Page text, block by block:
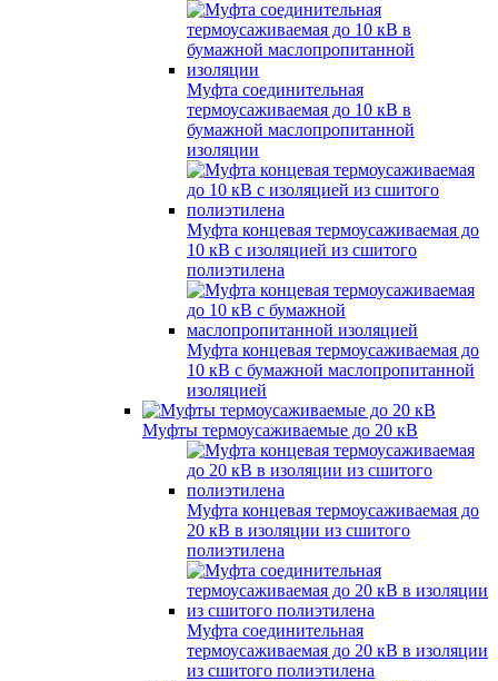
Муфта соединительная
термоусаживаемая до 10 кВ в
бумажной маслопропитанной
изоляции
Муфта концевая термоусаживаемая до
10 кВ с изоляцией из сшитого
полиэтилена
Муфта концевая термоусаживаемая до
10 кВ с бумажной маслопропитанной
изоляцией
Муфты термоусаживаемые до 20 кВ
Муфта концевая термоусаживаемая до
20 кВ в изоляции из сшитого
полиэтилена
Муфта соединительная
термоусаживаемая до 20 кВ в изоляции
из сшитого полиэтилена